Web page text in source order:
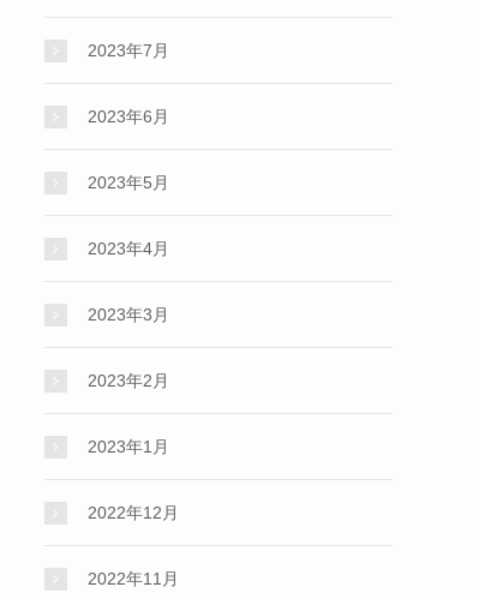
2023年7月
2023年6月
2023年5月
2023年4月
2023年3月
2023年2月
2023年1月
2022年12月
2022年11月